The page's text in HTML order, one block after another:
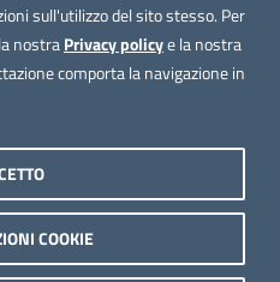
sull'utilizzo del sito stesso. Per
nostraPrivacy policye la nostra
comporta la navigazione in
COOKIE